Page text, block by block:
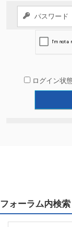
ログイン状
フォーラム内検索